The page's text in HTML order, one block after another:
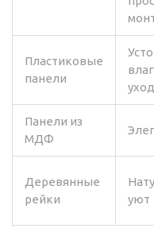
Пластиковые
панели
уход
Панели из
МДФ
Деревянные
рейки
уют